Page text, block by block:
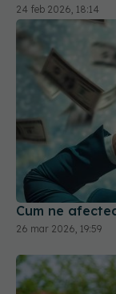
24 feb 2026, 18:14
Cum ne
26 mar 2026, 19:59